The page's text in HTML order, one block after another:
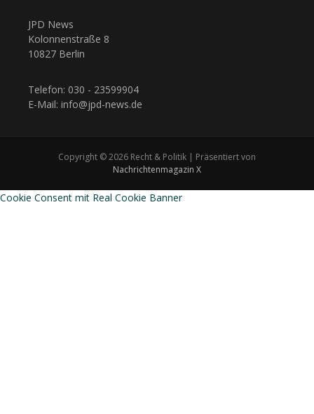
JPD News
Kolonnenstraße 8
10827 Berlin
Telefon: 030 - 23599904
E-Mail: info@jpd-news.de
Copyright © 2026 Recht & Politik | Präsentiert von
Nachrichtenmagazin X
Cookie Consent mit Real Cookie Banner